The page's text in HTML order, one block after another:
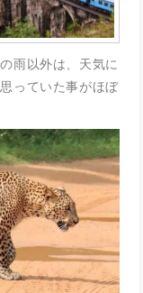
雨以外は、天気に
っていた事がほぼ